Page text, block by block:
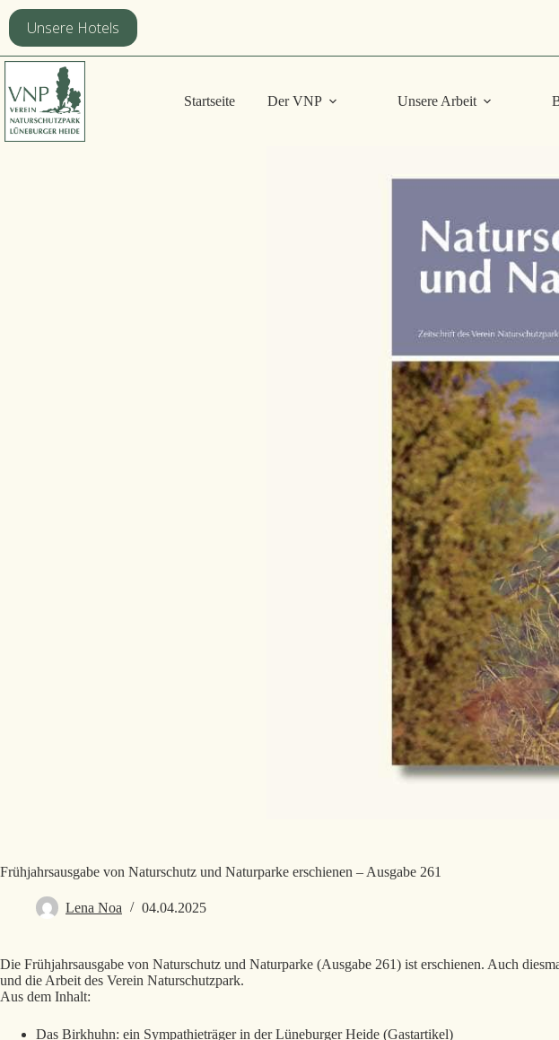
Zum
Inhalt
springen
Unsere Hotels
Startseite Der VNP Unsere Arbeit
Frühjahrsausgabe von Naturschutz und Naturparke erschienen – Ausgabe 261
Lena Noa 04.04.2025
Die Frühjahrsausgabe von Naturschutz und Naturparke (Ausgabe 261) ist erschienen. Auch
und die Arbeit des Verein Naturschutzpark.
Aus dem Inhalt:
Das Birkhuhn: ein Sympathieträger in der Lüneburger Heide (Gastartikel)